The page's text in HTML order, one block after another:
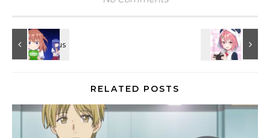
RELATED POSTS